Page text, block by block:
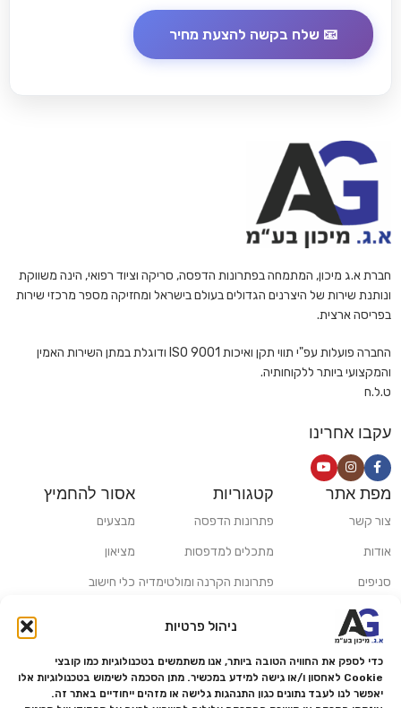
ניהול פרטיות
כדי לספק את החוויה הטובה ביותר, אנו משתמשים בטכנולוגיות כמו קובצי
Cookie לאחסון ו/או גישה למידע במכשיר. מתן הסכמה לשימוש בטכנולוגיות אלו
יאפשר לנו לעבד נתונים כגון התנהגות גלישה או מזהים ייחודיים באתר זה.
חברת א.ג מיכון, המתמחה בפתרונות הדפסה, סריקה וציוד רפואי, הינה משווקת
ונותנת שירות של היצרנים הגדולים בעולם בישראל ומחזיקה מספר מרכזי שירות
בפריסה ארצית.
החברה פועלות עפ"י תווי תקן ואיכות ISO 9001 ודוגלת במתן השירות האמין
והמקצועי ביותר ללקוחותיה.
ט.ל.ח
עקבו אחרינו
מפת אתר
צור קשר
אודות
סניפים
משלוחים ואיסוף עצמי
מדריכים ומאמרים
מותגים
מעבדת תיקונים
קטגוריות
פתרונות הדפסה
מתכלים למדפסות
פתרונות הקרנה ומולטימדיה
פתרונות למגזר הרפואי
אסור להחמיץ
מבצעים
מציאון
כלי חישוב